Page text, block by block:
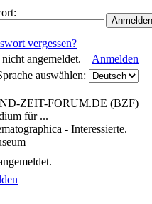
vergessen?
angemeldet. | Anmelden
auswählen:
ZEIT-FORUM.DE (BZF)
für ...
- Interessierte.